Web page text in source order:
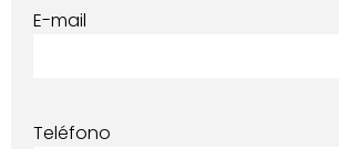
E-mail
Teléfono